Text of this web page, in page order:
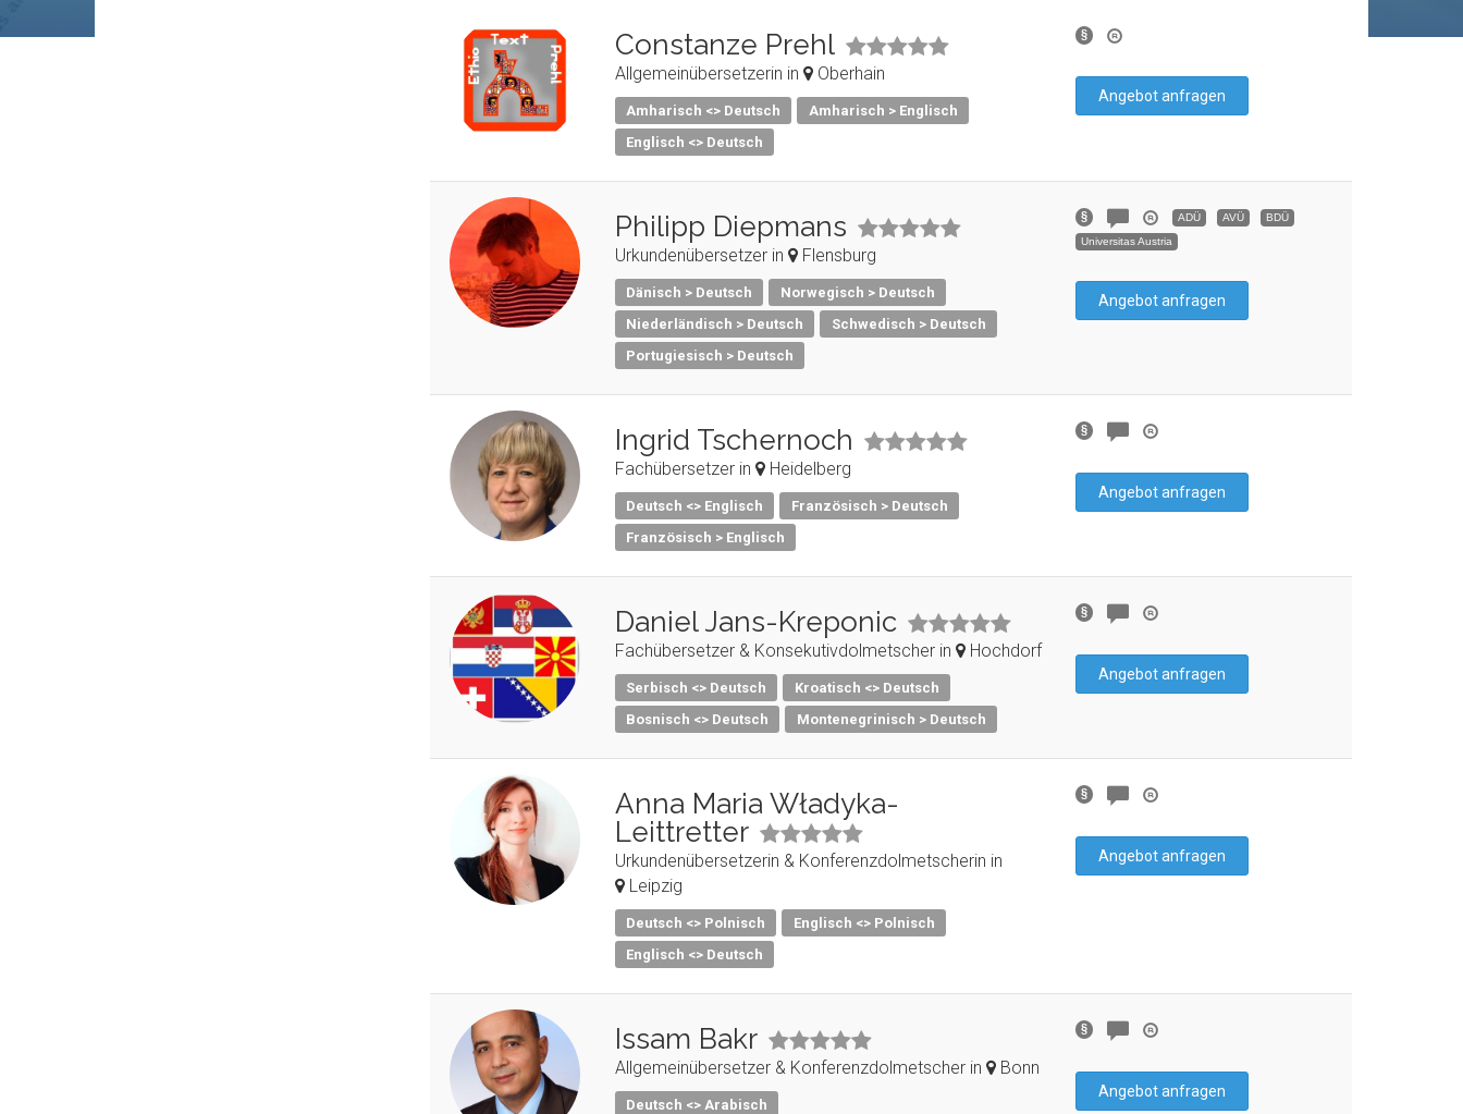
Constanze Prehl
Allgemeinübersetzerin in Oberhain
Amharisch <> Deutsch
Amharisch > Englisch
Englisch <> Deutsch
Angebot anfragen
Philipp Diepmans
Urkundenübersetzer in Flensburg
Dänisch > Deutsch
Norwegisch > Deutsch
Niederländisch > Deutsch
Schwedisch > Deutsch
Portugiesisch > Deutsch
ADÜ AVÜ
BDÜ
Universitas Austria
Angebot anfragen
Ingrid Tschernoch
Fachübersetzer in Heidelberg
Deutsch <> Englisch
Französisch > Deutsch
Französisch > Englisch
Angebot anfragen
Daniel Jans-Kreponic
Fachübersetzer & Konsekutivdolmetscher in Hochdorf
Serbisch <> Deutsch
Kroatisch <> Deutsch
Bosnisch <> Deutsch
Montenegrinisch > Deutsch
Angebot anfragen
Anna Maria Władyka-
Leittretter
Urkundenübersetzerin & Konferenzdolmetscherin in
Leipzig
Deutsch <> Polnisch
Englisch <> Polnisch
Englisch <> Deutsch
Angebot anfragen
Issam Bakr
Allgemeinübersetzer & Konferenzdolmetscher in Bonn
Deutsch <> Arabisch
Angebot anfragen